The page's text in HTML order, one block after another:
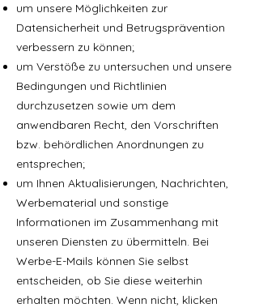
um unsere Möglichkeiten zur
Datensicherheit und Betrugsprävention
verbessern zu können;
um Verstöße zu untersuchen und unsere
Bedingungen und Richtlinien
durchzusetzen sowie um dem
anwendbaren Recht, den Vorschriften
bzw. behördlichen Anordnungen zu
entsprechen;
um Ihnen Aktualisierungen, Nachrichten,
Werbematerial und sonstige
Informationen im Zusammenhang mit
unseren Diensten zu übermitteln. Bei
Werbe-E-Mails können Sie selbst
entscheiden, ob Sie diese weiterhin
erhalten möchten. Wenn nicht, klicken